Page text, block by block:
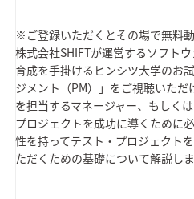
※ご登録いただくとその場で無料動
株式会社SHIFTが運営するソフト
育成を手掛けるヒンシツ大学のお
ジメント（PM）」をご視聴いただ
を担当するマネージャー、もしく
プロジェクトを成功に導くために
性を持ってテスト・プロジェクト
ただくための基礎について解説しま